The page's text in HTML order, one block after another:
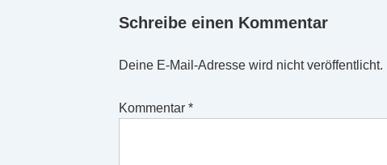
Schreibe einen Kommentar
Deine E-Mail-Adresse wird nicht veröffentlicht.
Kommentar *